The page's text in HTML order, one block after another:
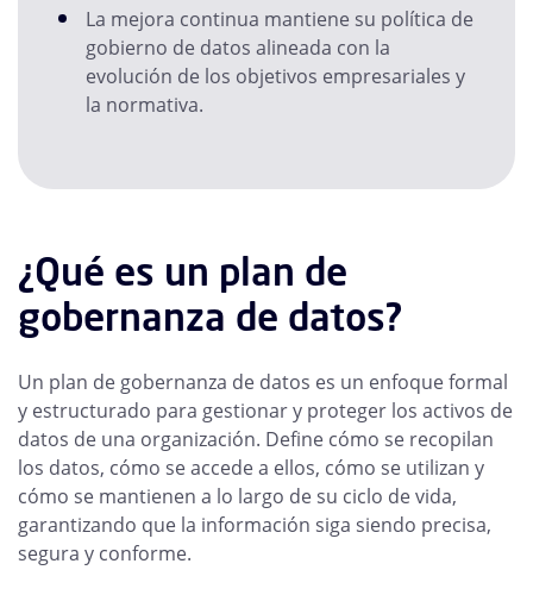
La mejora continua mantiene su política de
gobierno de datos alineada con la
evolución de los objetivos empresariales y
la normativa.
¿Qué es un plan de
gobernanza de datos?
Un plan de gobernanza de datos es un enfoque formal
y estructurado para gestionar y proteger los activos de
datos de una organización. Define cómo se recopilan
los datos, cómo se accede a ellos, cómo se utilizan y
cómo se mantienen a lo largo de su ciclo de vida,
garantizando que la información siga siendo precisa,
segura y conforme.